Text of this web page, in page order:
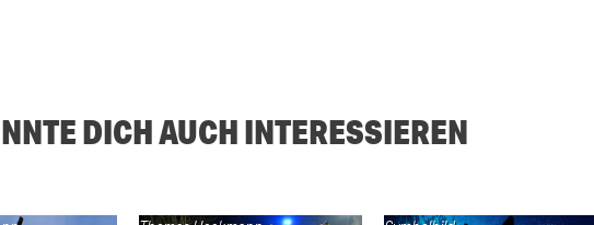
DICH AUCH INTERESSIEREN